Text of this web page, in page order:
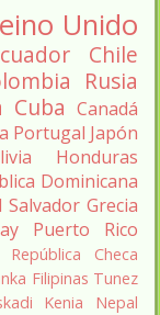
Unido
Chile
Rusia
Cuba Canadá
Portugal Japón
Honduras
Dominicana
Salvador Grecia
Puerto Rico
República Checa
Filipinas Tunez
Kenia
Nepal